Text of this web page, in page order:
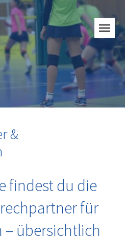
&
findest du die
für
– übersichtlich